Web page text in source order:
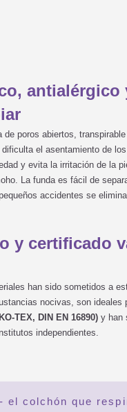
antialérgico
de poros abiertos,
dificulta el asentamiento de
y evita la irritación de la
La funda es fácil de
accidentes se
y certificado
han sido sometidos a
nocivas, son ideales
TEX, DIN EN 16890) y han
independientes.
el colchón que